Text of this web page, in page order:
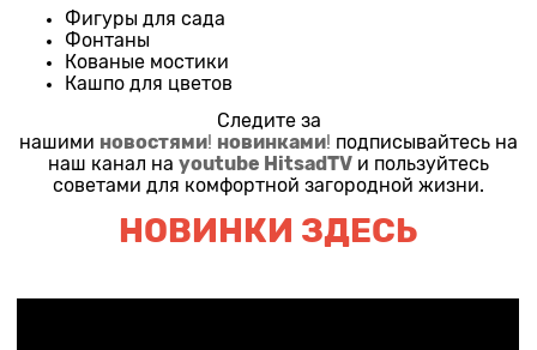
Фигуры для сада
Фонтаны
Кованые мостики
Кашпо для цветов
Следите за
нашими новостями! новинками! подписывайтесь на
наш канал на youtube HitsadTV и пользуйтесь
советами для комфортной загородной жизни.
НОВИНКИ ЗДЕСЬ